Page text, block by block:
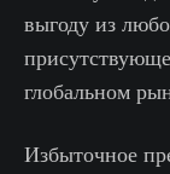
выгоду из
глобальном
Избыточное